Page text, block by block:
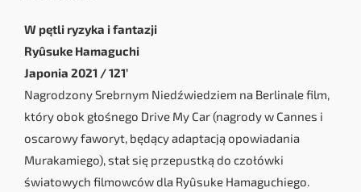
W pętli ryzyka i fantazji
Ryûsuke Hamaguchi
Japonia 2021 / 121’
Nagrodzony Srebrnym Niedźwiedziem na Berlinale film,
który obok głośnego Drive My Car (nagrody w Cannes i
oscarowy faworyt, będący adaptacją opowiadania
Murakamiego), stał się przepustką do czołówki
światowych filmowców dla Ryûsuke Hamaguchiego.